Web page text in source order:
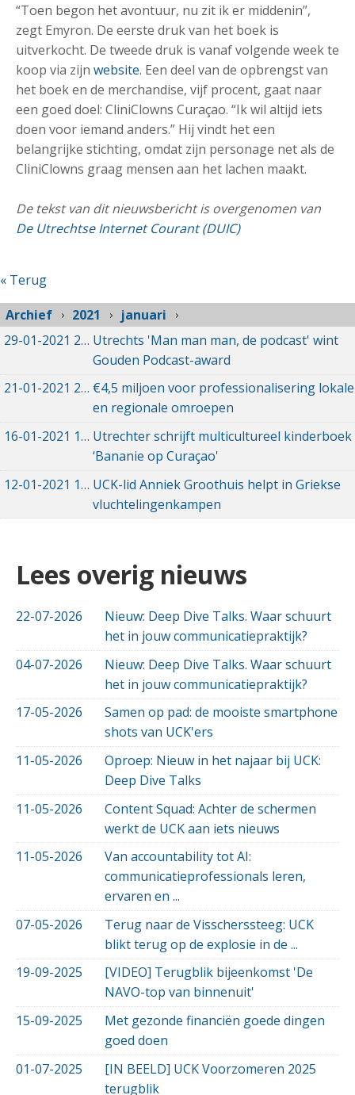
“Toen begon het avontuur, nu zit ik er middenin”,
zegt Emyron. De eerste druk van het boek is
uitverkocht. De tweede druk is vanaf volgende week te
koop via zijn website. Een deel van de opbrengst van
het boek en de merchandise, vijf procent, gaat naar
een goed doel: CliniClowns Curaçao. “Ik wil altijd iets
doen voor iemand anders.” Hij vindt het een
belangrijke stichting, omdat zijn personage net als de
CliniClowns graag mensen aan het lachen maakt.
De tekst van dit nieuwsbericht is overgenomen van
De Utrechtse Internet Courant (DUIC)
« Terug
Archief
2021
januari
29-01-2021 29-01-2021 11:47
Utrechts 'Man man man, de podcast' wint
Gouden Podcast-award
21-01-2021 21-01-2021 16:12
€4,5 miljoen voor professionalisering lokale
en regionale omroepen
16-01-2021 16-01-2021 12:07
Utrechter schrijft multicultureel kinderboek
‘Bananie op Curaçao'
12-01-2021 12-01-2021 18:10
UCK-lid Anniek Groothuis helpt in Griekse
vluchtelingenkampen
Lees overig nieuws
22-07-2026
Nieuw: Deep Dive Talks. Waar schuurt
het in jouw communicatiepraktijk?
04-07-2026
Nieuw: Deep Dive Talks. Waar schuurt
het in jouw communicatiepraktijk?
17-05-2026
Samen op pad: de mooiste smartphone
shots van UCK'ers
11-05-2026
Oproep: Nieuw in het najaar bij UCK:
Deep Dive Talks
11-05-2026
Content Squad: Achter de schermen
werkt de UCK aan iets nieuws
11-05-2026
Van accountability tot AI:
communicatieprofessionals leren,
ervaren en ...
07-05-2026
Terug naar de Visscherssteeg: UCK
blikt terug op de explosie in de ...
19-09-2025
[VIDEO] Terugblik bijeenkomst 'De
NAVO-top van binnenuit'
15-09-2025
Met gezonde financiën goede dingen
goed doen
01-07-2025
[IN BEELD] UCK Voorzomeren 2025
terugblik